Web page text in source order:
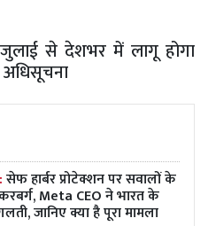
से देशभर में लागू होगा
अधिसूचना
सेफ हार्बर प्रोटेक्शन पर सवालों के
Meta CEO ने भारत के
जानिए क्या है पूरा मामला